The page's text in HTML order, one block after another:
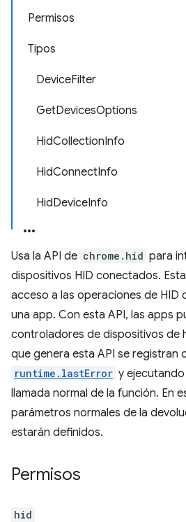
Permisos
Tipos
DeviceFilter
GetDevicesOptions
HidCollectionInfo
HidConnectInfo
HidDeviceInfo
Usa la API de chrome.hid para
dispositivos HID conectados.
acceso a las operaciones de HID
una app. Con esta API, las apps
controladores de dispositivos de
que genera esta API se registran
runtime.lastError y
llamada normal de la función. En
parámetros normales de la
estarán definidos.
Permisos
hid